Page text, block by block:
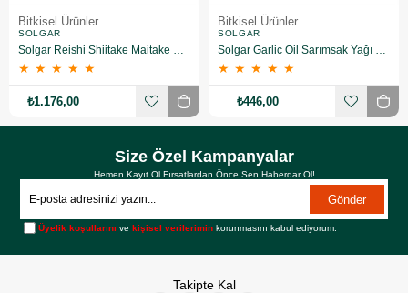
Bitkisel Ürünler
SOLGAR
Solgar Reishi Shiitake Maitake Mushroom Extract 50 Kapsül
★ ★ ★ ★ ★
₺1.176,00
Bitkisel Ürünler
SOLGAR
Solgar Garlic Oil Sarımsak Yağı 100 Kapsül
★ ★ ★ ★ ★
₺446,00
Size Özel Kampanyalar
Hemen Kayıt Ol Fırsatlardan Önce Sen Haberdar Ol!
Gönder
Üyelik koşullarını vekişisel verilerimin korunmasını kabul ediyorum.
Takipte Kal